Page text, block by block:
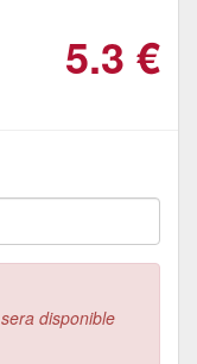
5.3 €
disponible